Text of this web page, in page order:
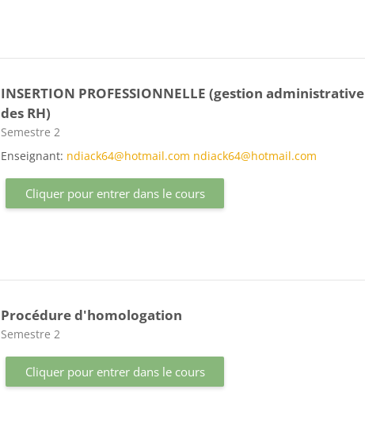
INSERTION PROFESSIONNELLE (gestion administrative
des RH)
Catégorie de cours
Semestre 2
Enseignant: ndiack64@hotmail.com ndiack64@hotmail.com
Cliquer pour entrer dans le cours
Procédure d'homologation
Catégorie de cours
Semestre 2
Cliquer pour entrer dans le cours